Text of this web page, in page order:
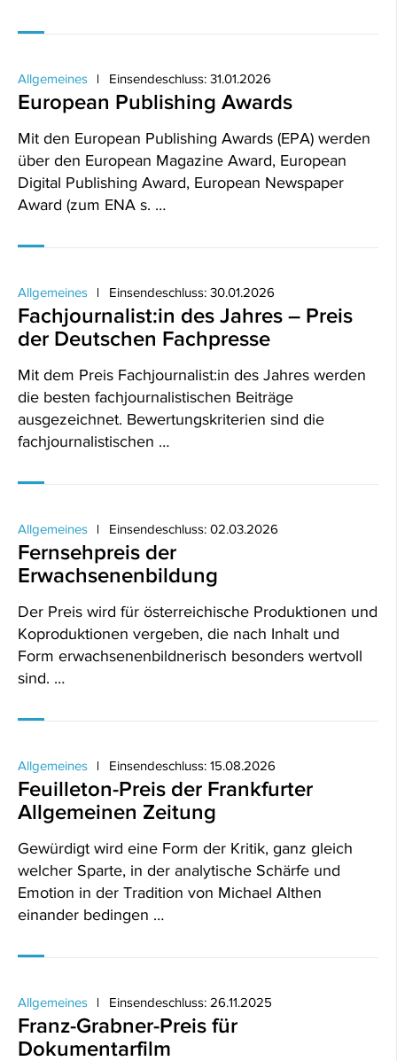
Allgemeines Einsendeschluss: 31.01.2026
European Publishing Awards
Mit den European Publishing Awards (EPA) werden
über den European Magazine Award, European
Digital Publishing Award, European Newspaper
Award (zum ENA s. …
Allgemeines Einsendeschluss: 30.01.2026
Fachjournalist:in des Jahres – Preis
der Deutschen Fachpresse
Mit dem Preis Fachjournalist:in des Jahres werden
die besten fachjournalistischen Beiträge
ausgezeichnet. Bewertungskriterien sind die
fachjournalistischen …
Allgemeines Einsendeschluss: 02.03.2026
Fernsehpreis der
Erwachsenenbildung
Der Preis wird für österreichische Produktionen und
Koproduktionen vergeben, die nach Inhalt und
Form erwachsenenbildnerisch besonders wertvoll
sind. …
Allgemeines Einsendeschluss: 15.08.2026
Feuilleton-Preis der Frankfurter
Allgemeinen Zeitung
Gewürdigt wird eine Form der Kritik, ganz gleich
welcher Sparte, in der analytische Schärfe und
Emotion in der Tradition von Michael Althen
einander bedingen …
Allgemeines Einsendeschluss: 26.11.2025
Franz-Grabner-Preis für
Dokumentarfilm